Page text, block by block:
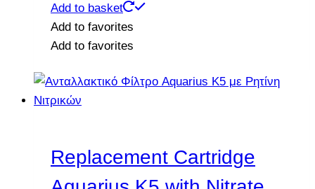
Add to basket
Add to favorites
Add to favorites
Replacement Cartridge